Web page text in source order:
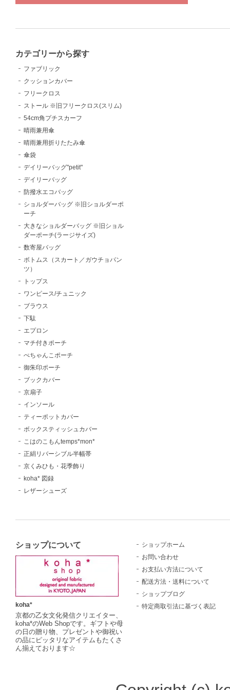
カテゴリーから探す
ファブリック
クッションカバー
フリークロス
ストール ※旧フリークロス(スリム)
54cm角プチスカーフ
晴雨兼用傘
晴雨兼用折りたたみ傘
傘袋
デイリーバッグ"petit"
デイリーバッグ
防撥水エコバッグ
ショルダーバッグ ※旧ショルダーポ
ーチ
大きなショルダーバッグ ※旧ショル
ダーポーチ(ラージサイズ)
数寄屋バッグ
ボトムス（スカート／ガウチョパン
ツ）
トップス
ワンピース/チュニック
ブラウス
下駄
エプロン
マチ付きポーチ
ぺちゃんこポーチ
御朱印ポーチ
ブックカバー
京扇子
インソール
ティーポットカバー
ボックスティッシュカバー
こはのこもんtemps*mon*
正絹リバーシブル半幅帯
京くみひも・花季飾り
koha* 図録
レザーシューズ
ショップについて
koha*
京都の乙女文化発信クリエイター、
koha*のWeb Shopです。ギフトや母
の日の贈り物、プレゼントや御祝い
の品にピッタリなアイテムもたくさ
ん揃えております☆
ショップホーム
お問い合わせ
お支払い方法について
配送方法・送料について
ショップブログ
特定商取引法に基づく表記